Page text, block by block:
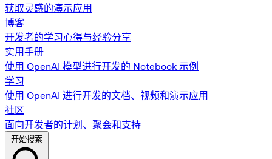
获取灵感的演示应用
博客
开发者的学习心得与经验分享
实用手册
使用 OpenAI 模型进行开发的 Notebook 示例
学习
使用 OpenAI 进行开发的文档、视频和演示应用
社区
面向开发者的计划、聚会和支持
开始搜索